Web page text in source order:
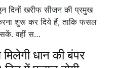
दिनों खरीफ सीजन की प्रमुख
शुरू कर दिये हैं, ताकि फसल
सकें. वहीं स…
धान की बंपर